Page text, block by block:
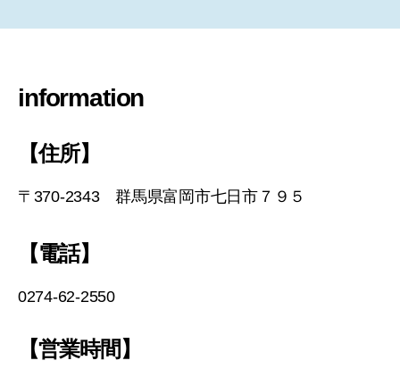
information
【住所】
〒370-2343 群馬県富岡市七日市７９５
【電話】
0274-62-2550
【営業時間】